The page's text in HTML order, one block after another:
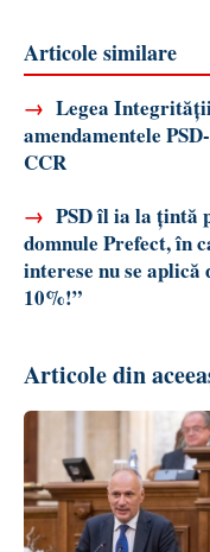
Articole similare
→ Legea
amendamentele
CCR
→ PSD îl ia la țintă
domnule Prefect, în
interese nu se aplică
10%!”
Articole din